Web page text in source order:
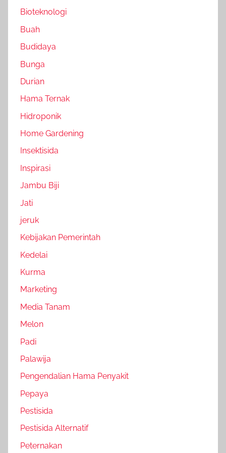
Bioteknologi
Buah
Budidaya
Bunga
Durian
Hama Ternak
Hidroponik
Home Gardening
Insektisida
Inspirasi
Jambu Biji
Jati
jeruk
Kebijakan Pemerintah
Kedelai
Kurma
Marketing
Media Tanam
Melon
Padi
Palawija
Pengendalian Hama Penyakit
Pepaya
Pestisida
Pestisida Alternatif
Peternakan